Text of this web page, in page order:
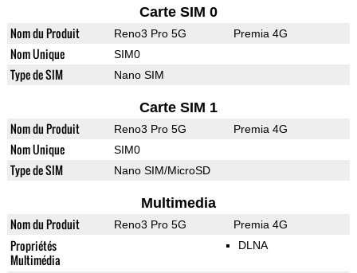
Carte SIM 0
Nom du Produit Reno3 Pro 5G Premia 4G
Nom Unique SIM0
Type de SIM Nano SIM
Carte SIM 1
Nom du Produit Reno3 Pro 5G Premia 4G
Nom Unique SIM0
Type de SIM Nano SIM/MicroSD
Multimedia
Nom du Produit Reno3 Pro 5G Premia 4G
Propriétés
Multimédia
DLNA